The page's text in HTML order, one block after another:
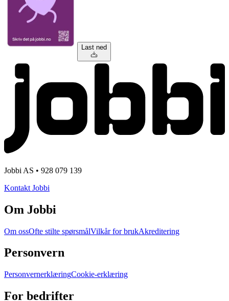
Last ned
Jobbi AS • 928 079 139
Kontakt Jobbi
Om Jobbi
Om ossOfte stilte spørsmålVilkår for brukAkreditering
Personvern
PersonvernerklæringCookie-erklæring
For bedrifter